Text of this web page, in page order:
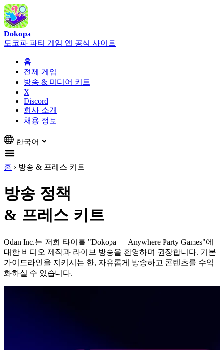
Dokopa
도코파 파티 게임 앱 공식 사이트
홈
전체 게임
방송 & 미디어 키트
X
Discord
회사 소개
채용 정보
한국어
홈 › 방송 & 프레스 키트
방송 정책
& 프레스 키트
Qdan Inc.는 저희 타이틀 "Dokopa — Anywhere Party Games"에
대한 비디오 제작과 라이브 방송을 환영하며 권장합니다. 기본
가이드라인을 지키시는 한, 자유롭게 방송하고 콘텐츠를 수익
화하실 수 있습니다.